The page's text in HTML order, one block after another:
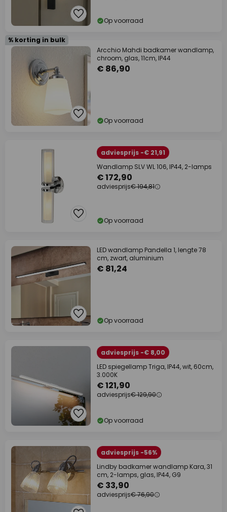
Op voorraad
% korting in bulk
Arcchio Mahdi badkamer wandlamp,
chroom, glas, 11cm, IP44
€ 86,90
Op voorraad
adviesprijs -€ 21,91
Wandlamp SLV WL 106, IP44, 2-lamps
€ 172,90
adviesprijs€ 194,81
Op voorraad
LED wandlamp Pandella 1, lengte 78
cm, zwart, aluminium
€ 81,24
Op voorraad
adviesprijs -€ 8,00
LED spiegellamp Triga, IP44, wit, 60cm,
3.000K
€ 121,90
adviesprijs€ 129,90
Op voorraad
adviesprijs -56%
Lindby badkamer wandlamp Kara, 31
cm, 2-lamps, glas, IP44, G9
€ 33,90
adviesprijs€ 76,90